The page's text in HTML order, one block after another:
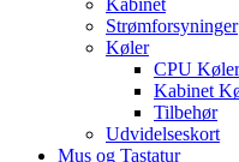
Strømforsyninger
Køler
CPU Køler
Kabinet
Tilbehør
Udvidelseskort
Mus og Tastatur